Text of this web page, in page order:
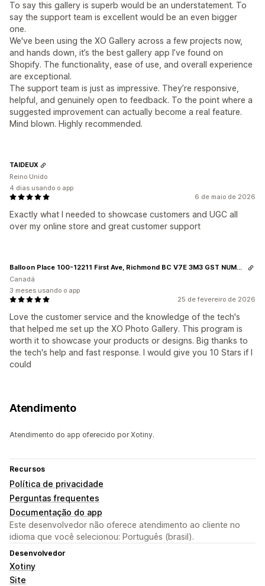
To say this gallery is superb would be an understatement. To
say the support team is excellent would be an even bigger
one.
We've been using the XO Gallery across a few projects now,
and hands down, it’s the best gallery app I’ve found on
Shopify. The functionality, ease of use, and overall experience
are exceptional.
The support team is just as impressive. They’re responsive,
helpful, and genuinely open to feedback. To the point where a
suggested improvement can actually become a real feature.
Mind blown. Highly recommended.
6 de maio de 2026
Exactly what I needed to showcase customers and UGC all
over my online store and great customer support
TAIDEUX
Reino Unido
4 dias usando o app
25 de fevereiro de 2026
Love the customer service and the knowledge of the tech's
that helped me set up the XO Photo Gallery. This program is
worth it to showcase your products or designs. Big thanks to
the tech's help and fast response. I would give you 10 Stars if I
could
Balloon Place 100-12211 First Ave, Richmond BC V7E 3M3 GST NUMBER 813999539
Canadá
3 meses usando o app
Atendimento
Atendimento do app oferecido por Xotiny.
Recursos
Política de privacidade
Perguntas frequentes
Documentação do app
Este desenvolvedor não oferece atendimento ao cliente no
idioma que você selecionou: Português (brasil).
Desenvolvedor
Xotiny
Site